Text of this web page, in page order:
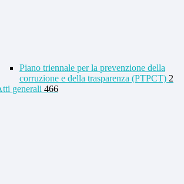
Piano triennale per la prevenzione della
corruzione e della trasparenza (PTPCT) 2
generali 466